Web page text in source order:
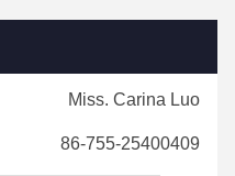
Miss. Carina Luo
86-755-25400409